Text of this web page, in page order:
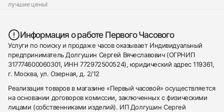
лучшие цены!
Информация о работе Первого Часового
Услуги по поиску и продаже часов оказывает Индивидуальный
предприниматель Долгушин Сергей Вячеславович (ОГРНИП
317774600060301, ИНН 772972500524), юридический адрес 119361,
г. Москва, ул. Озерная, д. 2/12
Реализация товаров в магазине «Первый часовой» осуществляется
на основании договоров комиссии, заключенных с физическими
лицами (собственниками изделий). ИП Долгушин Сергей